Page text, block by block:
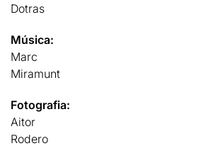
Dotras
Música:
Marc
Miramunt
Fotografia:
Aitor
Rodero